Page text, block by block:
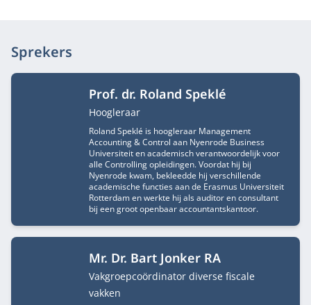
Sprekers
Prof. dr. Roland Speklé
Functietitel
Hoogleraar
Roland Speklé is hoogleraar Management
Accounting & Control aan Nyenrode Business
Universiteit en academisch verantwoordelijk voor
alle Controlling opleidingen. Voordat hij bij
Nyenrode kwam, bekleedde hij verschillende
academische functies aan de Erasmus Universiteit
Rotterdam en werkte hij als auditor en consultant
bij een groot openbaar accountantskantoor.
Mr. Dr. Bart Jonker RA
Functietitel
Vakgroepcoördinator diverse fiscale
vakken